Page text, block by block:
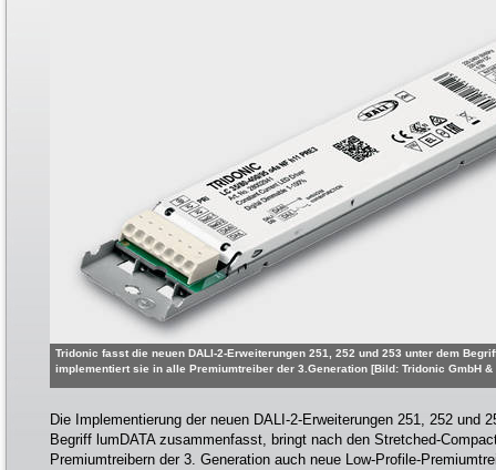
Tridonic fasst die neuen DALI-2-Erweiterungen 251, 252 und 253 unter dem
implementiert sie in alle Premiumtreiber der 3.Generation [Bild: Tridonic GmbH &
Die Implementierung der neuen DALI-2-Erweiterungen 251, 252 und
Begriff lumDATA zusammenfasst, bringt nach den Stretched-
Premiumtreibern der 3. Generation auch neue Low-Profile-